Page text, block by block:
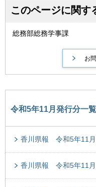
このページに関す
総務部総務学事課
令和5年11月発行分一覧
香川県報 令和5年11月
香川県報 令和5年11月